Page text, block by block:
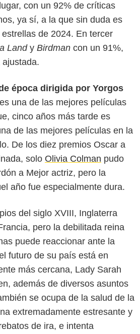
con un 92% de críticas
ya sí, a la que sin duda es
de 2024. En tercer
Landy Birdman con un 91%,
época dirigida por Yorgos
una de las mejores películas
cinco años más tarde es
de las mejores películas en la
De los diez premios Oscar a
solo Olivia Colman pudo
a Mejor actriz, pero la
año fue especialmente dura.
del siglo XVIII, Inglaterra
pero la debilitada reina
puede reaccionar ante la
futuro de su país está en
más cercana, Lady Sarah
además de diversos asuntos
se ocupa de la salud de la
extremadamente estresante y
de ira, e intenta